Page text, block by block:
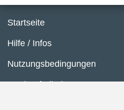
Startseite
Hilfe / Infos
Nutzungsbedingungen
Barrierefreiheit